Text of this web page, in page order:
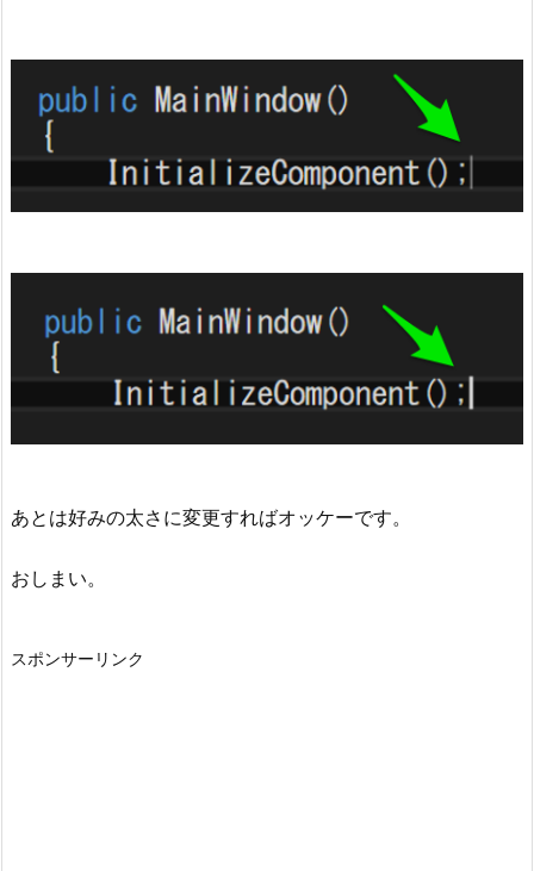
あとは好みの太さに変更すればオッケーです。
おしまい。
スポンサーリンク